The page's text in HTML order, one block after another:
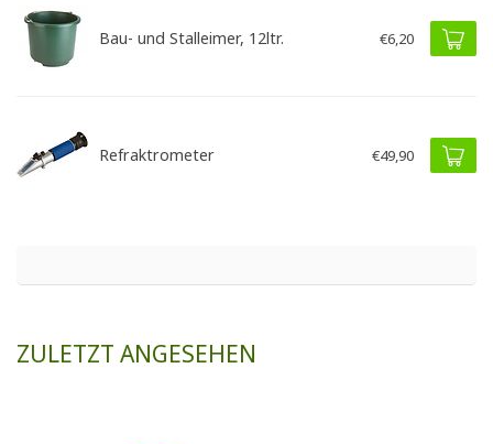
Bau- und Stalleimer, 12ltr. €6,20
Refraktrometer €49,90
ZULETZT ANGESEHEN